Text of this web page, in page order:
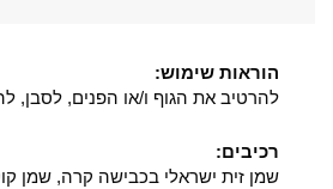
הוראות שימוש:
להרטיב את הגוף ו/או הפנים, לסבן,
רכיבים:
שמן זית ישראלי בכבישה קרה, שמן